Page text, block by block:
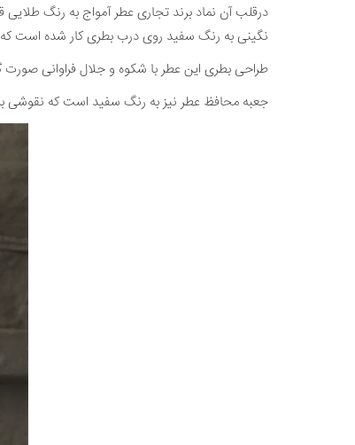
درقلب آن نماد برند تجاری عطر آمواج به رنگ
نگینی به رنگ سفید روی درب بطری کار شده است
طراحی بطری این عطر با شکوه و جلال فراوانی
جعبه محافظ عطر نیز به رنگ سفید است که نقوشی